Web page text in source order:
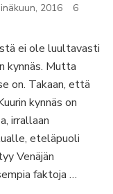
2016
6
ei ole luultavasti
kynnäs. Mutta
on. Takaan, että
kynnäs on
irrallaan
eteläpuoli
Venäjän
faktoja …